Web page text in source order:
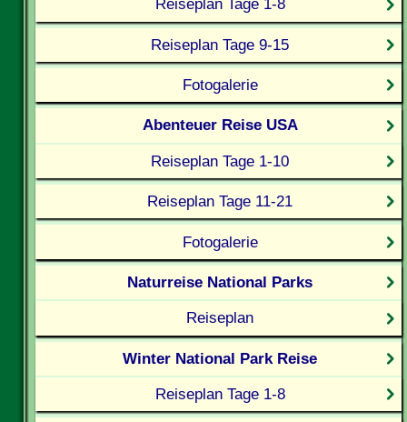
Reiseplan Tage 1-8
Reiseplan Tage 9-15
Fotogalerie
Abenteuer Reise USA
Reiseplan Tage 1-10
Reiseplan Tage 11-21
Fotogalerie
Naturreise National Parks
Reiseplan
Winter National Park Reise
Reiseplan Tage 1-8